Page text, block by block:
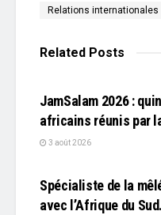
Relations internationales
Related Posts
JamSalam 2026 :
africains réunis par
3 août 2026
Spécialiste de la
avec l’Afrique du